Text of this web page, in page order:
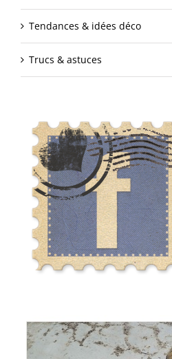
Tendances & idées déco
Trucs & astuces